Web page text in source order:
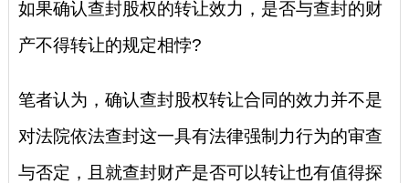
如果确认查封股权的转让效力，是否与查封的财
产不得转让的规定相悖?
笔者认为，确认查封股权转让合同的效力并不是
对法院依法查封这一具有法律强制力行为的审查
与否定，且就查封财产是否可以转让也有值得探